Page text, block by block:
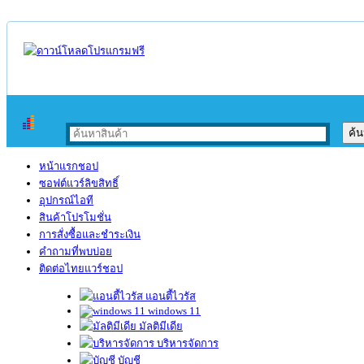
หน้าแรกชอป
ซอฟต์แวร์ลิขสิทธิ์
อุปกรณ์ไอที
สินค้าโปรโมชั่น
การสั่งซื้อและชำระเงิน
คำถามที่พบบ่อย
ติดต่อไทยแวร์ชอป
แอนตี้ไวรัส
windows 11
มัลติมีเดีย
บริหารจัดการ
บัญชี